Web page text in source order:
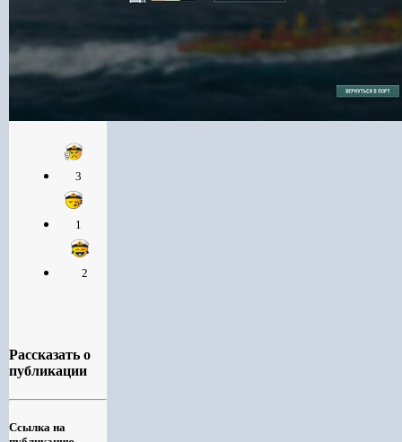
3
1
2
Рассказать о
публикации
Ссылка на